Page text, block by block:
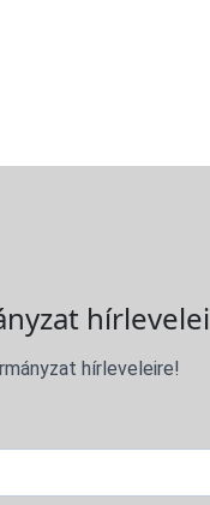
hírlevelei
hírleveleire!